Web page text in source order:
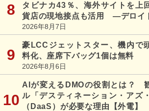
タビナカ43％、海外サイトを上
貨店の現地接点も活用 ―デロイ
2026年8月7日
豪LCCジェットスター、機内で
料化、座席下バッグ1個は無料
2026年8月6日
AIが変えるDMOの役割とは？
ル「デスティネーション・アズ
（DaaS）が必要な理由【外電】